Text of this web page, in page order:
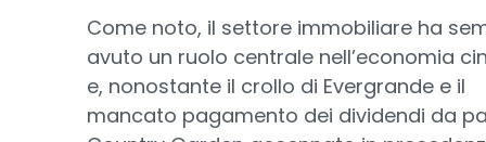
Come noto, il settore immobiliare ha
avuto un ruolo centrale nell’economia
e, nonostante il crollo di Evergrande e il
mancato pagamento dei dividendi da